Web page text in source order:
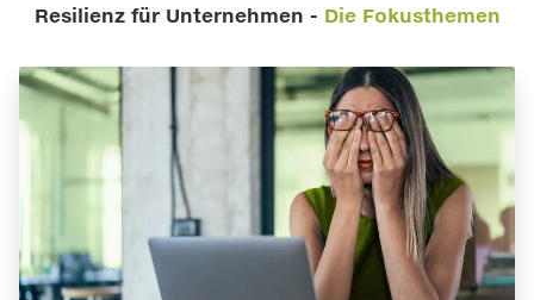
Resilienz für Unternehmen - Die Fokusthemen